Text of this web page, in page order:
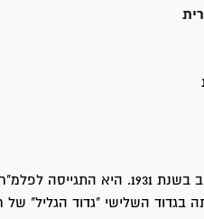
בגדוד השלישי "גדוד הגליל"